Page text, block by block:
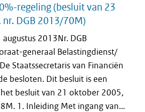
regeling (besluit van 23
nr. DGB 2013/70M)
augustus 2013Nr. DGB
generaal Belastingdienst/
Staatssecretaris van Financiën
besloten. Dit besluit is een
besluit van 21 oktober 2005,
1. Inleiding Met ingang van...